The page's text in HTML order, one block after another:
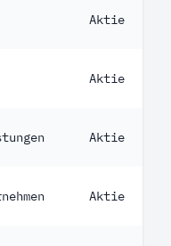
Aktie
Aktie
Aktie
Aktie